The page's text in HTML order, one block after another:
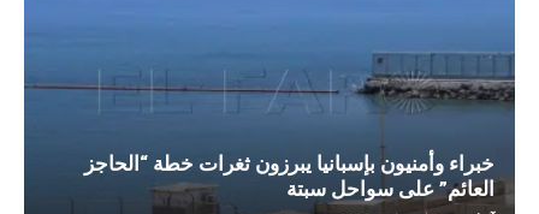
خبراء وأمنيون بإسبانيا يبرزون ثغرات خطة “الحاجز
العائم” على سواحل سبتة